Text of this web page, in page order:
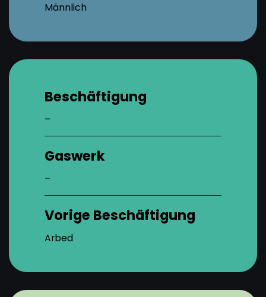
Männlich
Beschäftigung
–
Gaswerk
–
Vorige Beschäftigung
Arbed